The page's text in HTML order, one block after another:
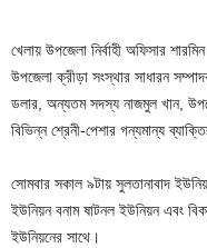
খেলায় উপজেলা নির্বাহী অফিসার
উপজেলা ক্রীড়া সংস্থার সাধারন
ডলার, অন্যতম সদস্য নাজমুল খান,
বিভিন্ন শ্রেনী-পেশার গন্যমান্য
সোমবার সকাল ৯টায় সুলতানাবাদ
ইউনিয়ন বনাম ষাটনল ইউনিয়ন এবং
ইউনিয়নের সাথে।